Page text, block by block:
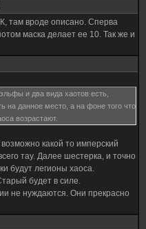
там вроде описано. Сперва
маска делает ее 10. Так же и
и два вида хаотов есть,
на данное место, а на фоне того что
возрастают.
какой то имперский
тау. Далее шестерка, и точно
будут легионы хаоса.
будет в силе.
не нуждаются. Они прекрасно